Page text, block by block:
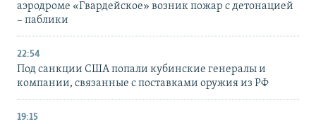
аэродроме «Гвардейское» возник пожар с детонацией
– паблики
22:54
Под санкции США попали кубинские генералы и
компании, связанные с поставками оружия из РФ
19:15